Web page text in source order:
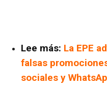
Lee más: La EPE
falsas
sociales y